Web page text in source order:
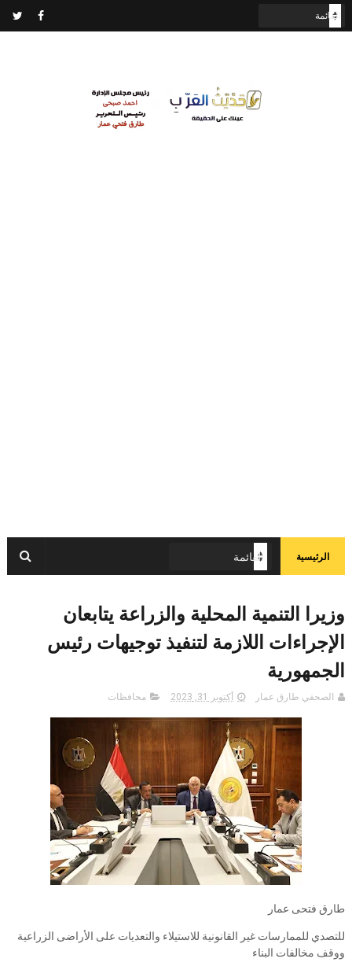
الرئيسية
وزيرا التنمية المحلية والزراعة يتابعان
الإجراءات اللازمة لتنفيذ توجيهات رئيس
الجمهورية
الصحفي طارق عمار أكتوبر 31, 2023 محافظات
طارق فتحى عمار
للتصدي للممارسات غير القانونية للاستيلاء والتعديات على الأراضى الزراعية
ووقف مخالفات البناء